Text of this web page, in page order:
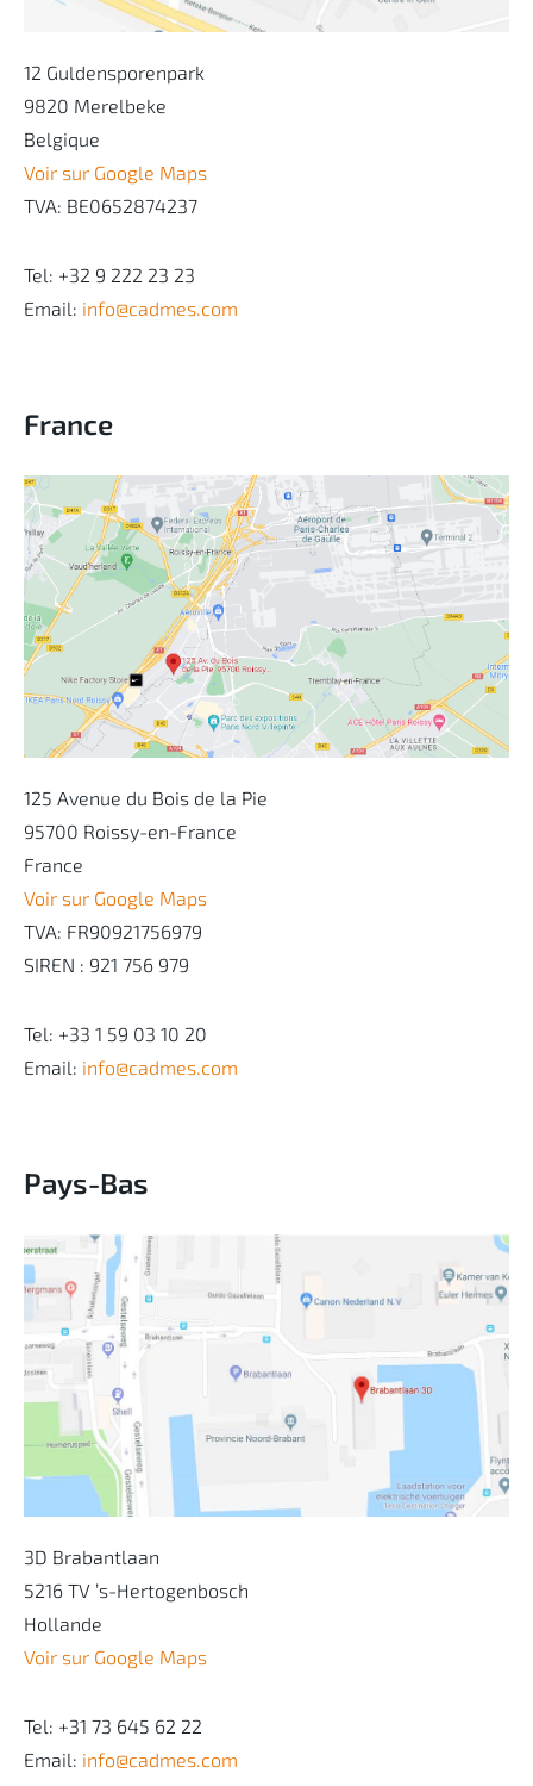
12 Guldensporenpark
9820 Merelbeke
Belgique
Voir sur Google Maps
TVA: BE0652874237
Tel: +32 9 222 23 23
Email: info@cadmes.com
France
125 Avenue du Bois de la Pie
95700 Roissy-en-France
France
Voir sur Google Maps
TVA: FR90921756979
SIREN : 921 756 979
Tel: +33 1 59 03 10 20
Email: info@cadmes.com
Pays-Bas
3D Brabantlaan
5216 TV ’s-Hertogenbosch
Hollande
Voir sur Google Maps
Tel: +31 73 645 62 22
Email: info@cadmes.com